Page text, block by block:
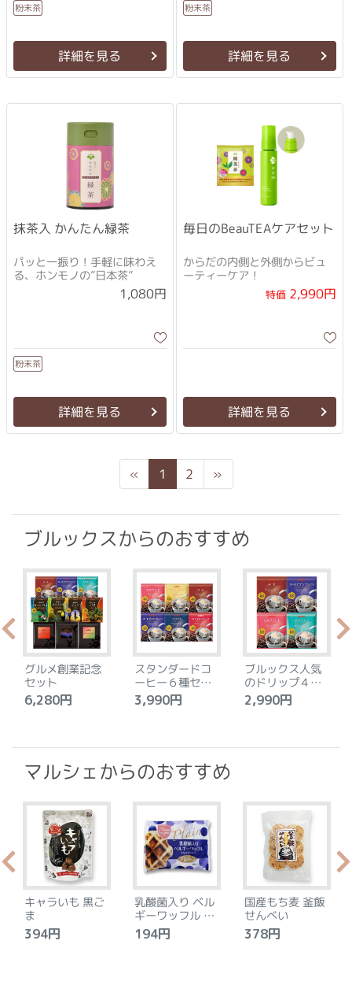
粉末茶
詳細を見る
粉末茶
詳細を見る
抹茶入 かんたん緑茶
パッと一振り！手軽に味わえ
る、ホンモノの”日本茶”
1,080円
粉末茶
詳細を見る
毎日のBeauTEAケアセット
からだの内側と外側からビュ
ーティーケア！
特価2,990円
詳細を見る
« Previous
1 2 »
ブルックスからのおすすめ
グルメ創業記念
セット
6,280円
スタンダードコ
ーヒー６種セッ
ト
3,990円
ブルックス人気
のドリップ４種
セット
2,990円
マルシェからのおすすめ
キャラいも 黒ご
ま
394円
乳酸菌入り ベル
ギーワッフル プ
レーン
194円
国産もち麦 釜飯
せんべい
378円